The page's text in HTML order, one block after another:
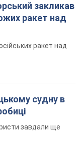
закликав
ракет над
ракет над
судну в
завдали ще